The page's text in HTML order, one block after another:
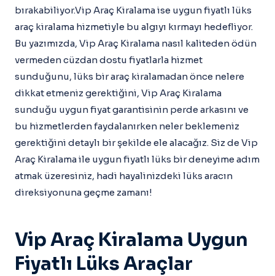
bırakabiliyor.Vip Araç Kiralama ise uygun fiyatlı lüks
araç kiralama hizmetiyle bu algıyı kırmayı hedefliyor.
Bu yazımızda, Vip Araç Kiralama nasıl kaliteden ödün
vermeden cüzdan dostu fiyatlarla hizmet
sunduğunu, lüks bir araç kiralamadan önce nelere
dikkat etmeniz gerektiğini, Vip Araç Kiralama
sunduğu uygun fiyat garantisinin perde arkasını ve
bu hizmetlerden faydalanırken neler beklemeniz
gerektiğini detaylı bir şekilde ele alacağız. Siz de Vip
Araç Kiralama ile uygun fiyatlı lüks bir deneyime adım
atmak üzeresiniz, hadi hayalinizdeki lüks aracın
direksiyonuna geçme zamanı!
Vip Araç Kiralama Uygun
Fiyatlı Lüks Araçlar